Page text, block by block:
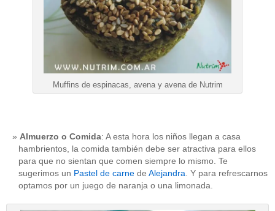
Muffins de espinacas, avena y avena de Nutrim
Almuerzo o Comida: A esta hora los niños llegan a casa
hambrientos, la comida también debe ser atractiva para ellos
para que no sientan que comen siempre lo mismo. Te
sugerimos un Pastel de carne de Alejandra . Y para refrescarnos
optamos por un juego de naranja o una limonada.